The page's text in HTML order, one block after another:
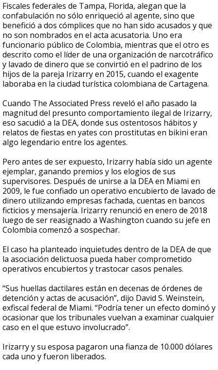
Fiscales federales de Tampa, Florida, alegan que la
confabulación no sólo enriqueció al agente, sino que
benefició a dos cómplices que no han sido acusados y que
no son nombrados en el acta acusatoria. Uno era
funcionario público de Colombia, mientras que el otro es
descrito como el líder de una organización de narcotráfico
y lavado de dinero que se convirtió en el padrino de los
hijos de la pareja Irizarry en 2015, cuando el exagente
laboraba en la ciudad turística colombiana de Cartagena.
Cuando The Associated Press reveló el año pasado la
magnitud del presunto comportamiento ilegal de Irizarry,
eso sacudió a la DEA, donde sus ostentosos hábitos y
relatos de fiestas en yates con prostitutas en bikini eran
algo legendario entre los agentes.
Pero antes de ser expuesto, Irizarry había sido un agente
ejemplar, ganando premios y los elogios de sus
supervisores. Después de unirse a la DEA en Miami en
2009, le fue confiado un operativo encubierto de lavado de
dinero utilizando empresas fachada, cuentas en bancos
ficticios y mensajería. Irizarry renunció en enero de 2018
luego de ser reasignado a Washington cuando su jefe en
Colombia comenzó a sospechar.
El caso ha planteado inquietudes dentro de la DEA de que
la asociación delictuosa pueda haber comprometido
operativos encubiertos y trastocar casos penales.
“Sus huellas dactilares están en decenas de órdenes de
detención y actas de acusación”, dijo David S. Weinstein,
exfiscal federal de Miami. “Podría tener un efecto dominó y
ocasionar que los tribunales vuelvan a examinar cualquier
caso en el que estuvo involucrado”.
Irizarry y su esposa pagaron una fianza de 10.000 dólares
cada uno y fueron liberados.